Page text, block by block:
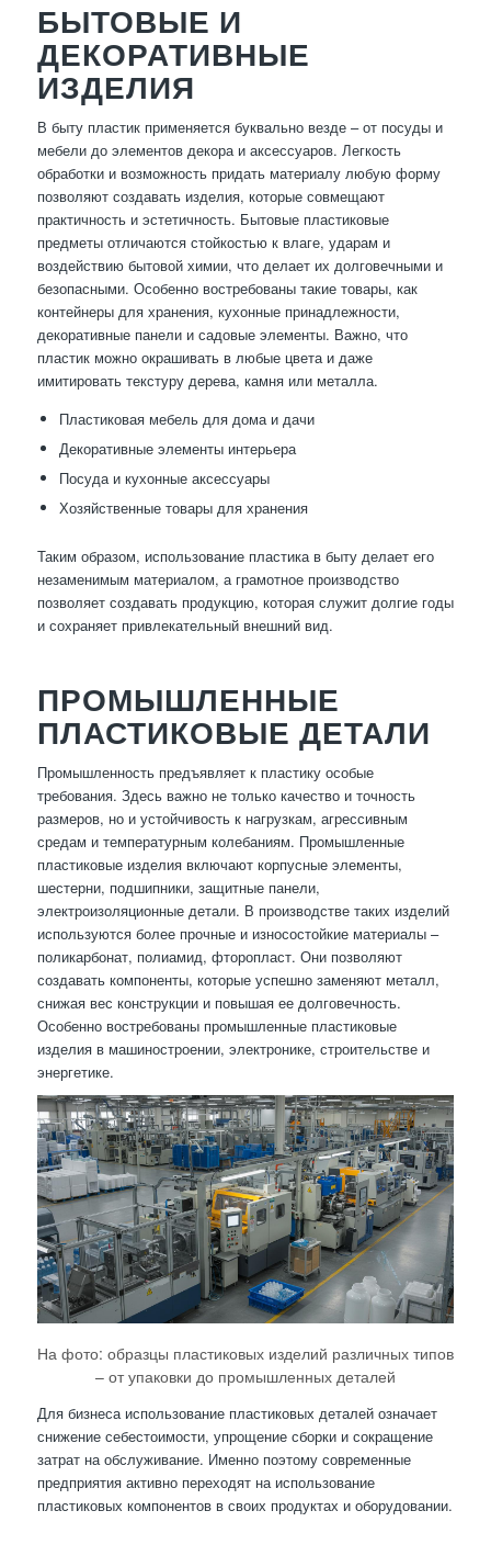
БЫТОВЫЕ И
ДЕКОРАТИВНЫЕ
ИЗДЕЛИЯ
В быту пластик применяется буквально везде – от посуды и
мебели до элементов декора и аксессуаров. Легкость
обработки и возможность придать материалу любую форму
позволяют создавать изделия, которые совмещают
практичность и эстетичность. Бытовые пластиковые
предметы отличаются стойкостью к влаге, ударам и
воздействию бытовой химии, что делает их долговечными и
безопасными. Особенно востребованы такие товары, как
контейнеры для хранения, кухонные принадлежности,
декоративные панели и садовые элементы. Важно, что
пластик можно окрашивать в любые цвета и даже
имитировать текстуру дерева, камня или металла.
Пластиковая мебель для дома и дачи
Декоративные элементы интерьера
Посуда и кухонные аксессуары
Хозяйственные товары для хранения
Таким образом, использование пластика в быту делает его
незаменимым материалом, а грамотное производство
позволяет создавать продукцию, которая служит долгие годы
и сохраняет привлекательный внешний вид.
ПРОМЫШЛЕННЫЕ
ПЛАСТИКОВЫЕ ДЕТАЛИ
Промышленность предъявляет к пластику особые
требования. Здесь важно не только качество и точность
размеров, но и устойчивость к нагрузкам, агрессивным
средам и температурным колебаниям. Промышленные
пластиковые изделия включают корпусные элементы,
шестерни, подшипники, защитные панели,
электроизоляционные детали. В производстве таких изделий
используются более прочные и износостойкие материалы –
поликарбонат, полиамид, фторопласт. Они позволяют
создавать компоненты, которые успешно заменяют металл,
снижая вес конструкции и повышая ее долговечность.
Особенно востребованы промышленные пластиковые
изделия в машиностроении, электронике, строительстве и
энергетике.
На фото: образцы пластиковых изделий различных типов
– от упаковки до промышленных деталей
Для бизнеса использование пластиковых деталей означает
снижение себестоимости, упрощение сборки и сокращение
затрат на обслуживание. Именно поэтому современные
предприятия активно переходят на использование
пластиковых компонентов в своих продуктах и оборудовании.